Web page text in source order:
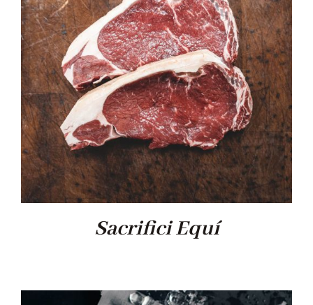
Sacrifici Equí